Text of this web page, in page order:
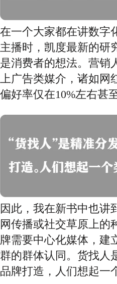
在一个大家都在讲数字
主播时，凯度最新的研
是消费者的想法。营销
上广告类媒介，诸如
偏好率仅在10%左右甚
因此，我在新书中也讲
网传播或社交草原上的
牌需要中心化媒体，建
群的群体认同。 货找人
品牌打造，人们想起一